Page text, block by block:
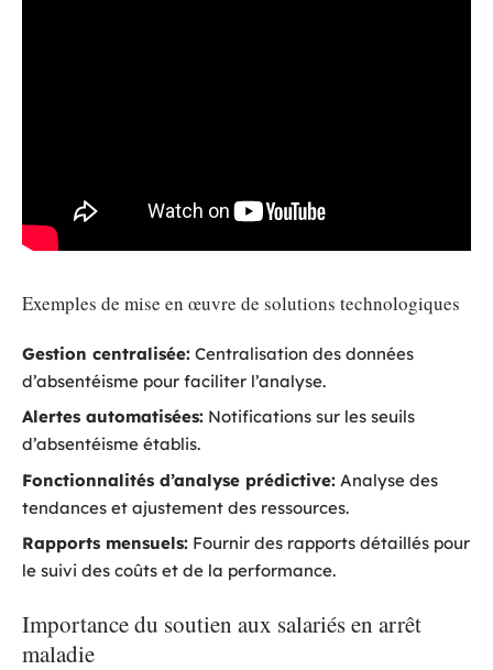
Exemples de mise en œuvre de solutions technologiques
Gestion centralisée: Centralisation des données
d’absentéisme pour faciliter l’analyse.
Alertes automatisées: Notifications sur les seuils
d’absentéisme établis.
Fonctionnalités d’analyse prédictive: Analyse des
tendances et ajustement des ressources.
Rapports mensuels: Fournir des rapports détaillés pour
le suivi des coûts et de la performance.
Importance du soutien aux salariés en arrêt
maladie